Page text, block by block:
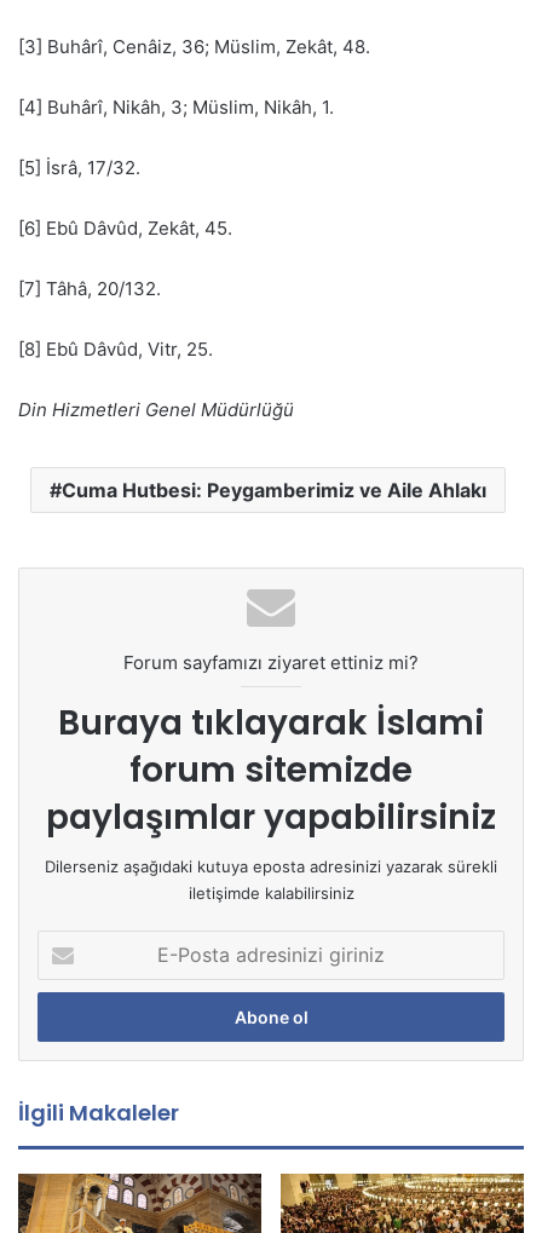
[3] Buhârî, Cenâiz, 36; Müslim, Zekât, 48.
[4] Buhârî, Nikâh, 3; Müslim, Nikâh, 1.
[5] İsrâ, 17/32.
[6] Ebû Dâvûd, Zekât, 45.
[7] Tâhâ, 20/132.
[8] Ebû Dâvûd, Vitr, 25.
Din Hizmetleri Genel Müdürlüğü
Cuma Hutbesi: Peygamberimiz ve Aile Ahlakı
Forum sayfamızı ziyaret ettiniz mi?
Buraya tıklayarak İslami
forum sitemizde
paylaşımlar yapabilirsiniz
Dilerseniz aşağıdaki kutuya eposta adresinizi yazarak sürekli
iletişimde kalabilirsiniz
P
s
a
d
r
e
s
İlgili Makaleler